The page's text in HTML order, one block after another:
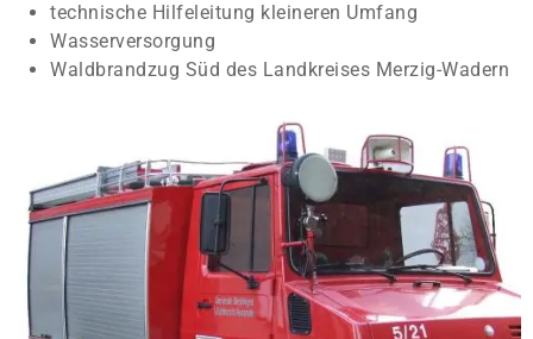
technische Hilfeleitung kleineren Umfang
Wasserversorgung
Waldbrandzug Süd des Landkreises Merzig-Wadern